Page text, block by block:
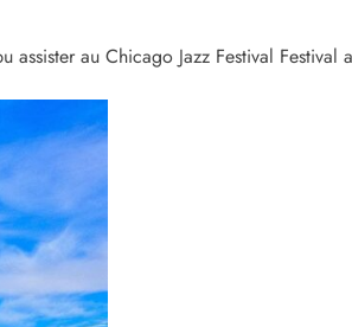
au Chicago Jazz Festival Festival